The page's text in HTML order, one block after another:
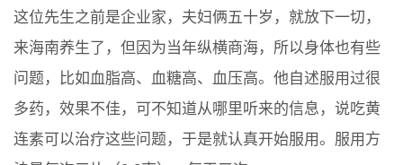
这位先生之前是企业家，夫妇俩五十岁，就放下一切，
来海南养生了，但因为当年纵横商海，所以身体也有些
问题，比如血脂高、血糖高、血压高。他自述服用过很
多药，效果不佳，可不知道从哪里听来的信息，说吃黄
连素可以治疗这些问题，于是就认真开始服用。服用方